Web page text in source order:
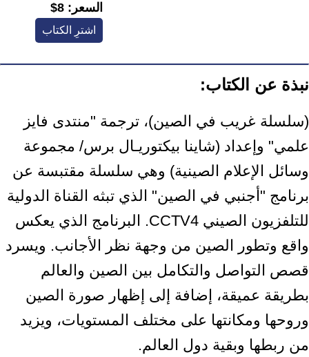
السعر: 8$
اشترِ الكتاب
نبذة عن الكتاب:
(سلسلة غريب في الصين)، ترجمة "منتدى فايز
علمي" وإعداد (شاينا بيكتوريـال برس/ مجموعة
وسائل الإعلام الصينية) وهي سلسلة مقتبسة عن
برنامج "أجنبي في الصين" الذي تبثه القناة الدولية
للتلفزيون الصيني CCTV4. البرنامج الذي يعكس
واقع وتطور الصين من وجهة نظر الأجانب. ويسرد
قصص التواصل والتكامل بين الصين والعالم
بطريقة عميقة، إضافة إلى إظهار صورة الصين
وروحها ومكانتها على مختلف المستويات، ويزيد
من ربطها وبقية دول العالم.